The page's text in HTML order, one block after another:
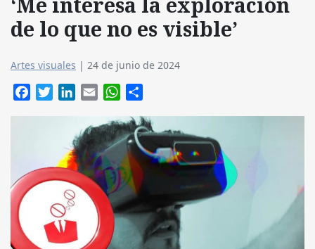
de lo que no es visible’
Artes visuales | 24 de junio de 2024
FacebookTwitterLinkedIn
Email WhatsApp